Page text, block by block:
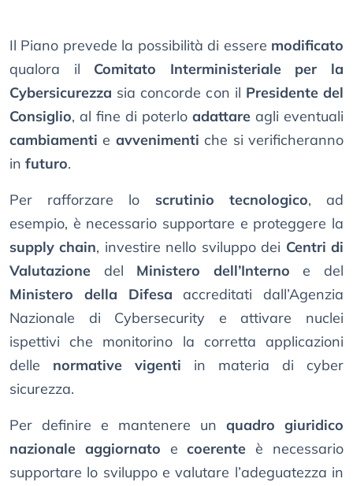
Il Piano prevede la possibilità di essere modificato
qualora il Comitato Interministeriale per la
Cybersicurezza sia concorde con il Presidente del
Consiglio, al fine di poterlo adattare agli eventuali
cambiamenti e avvenimenti che si verificheranno
in futuro.
Per rafforzare lo scrutinio tecnologico, ad
esempio, è necessario supportare e proteggere la
supply chain, investire nello sviluppo dei Centri di
Valutazione del Ministero dell’Interno e del
Ministero della Difesa accreditati dall’Agenzia
Nazionale di Cybersecurity e attivare nuclei
ispettivi che monitorino la corretta applicazioni
delle normative vigenti in materia di cyber
sicurezza.
Per definire e mantenere un quadro giuridico
nazionale aggiornato ecoerente è necessario
supportare lo sviluppo e valutare l’adeguatezza in